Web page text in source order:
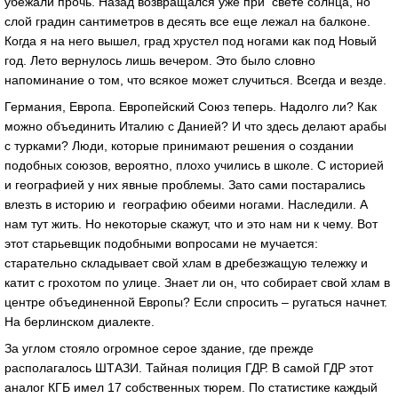
слой градин сантиметров в десять все еще лежал на балконе.
Когда я на него вышел, град хрустел под ногами как под Новый
год. Лето вернулось лишь вечером. Это было словно
напоминание о том, что всякое может случиться. Всегда и везде.
Германия, Европа. Европейский Союз теперь. Надолго ли? Как
можно объединить Италию с Данией? И что здесь делают арабы
с турками? Люди, которые принимают решения о создании
подобных союзов, вероятно, плохо учились в школе. С историей
и географией у них явные проблемы. Зато сами постарались
влезть в историю и географию обеими ногами. Наследили. А
нам тут жить. Но некоторые скажут, что и это нам ни к чему. Вот
этот старьевщик подобными вопросами не мучается:
старательно складывает свой хлам в дребезжащую тележку и
катит с грохотом по улице. Знает ли он, что собирает свой хлам в
центре объединенной Европы? Если спросить – ругаться начнет.
На берлинском диалекте.
За углом стояло огромное серое здание, где прежде
располагалось ШТАЗИ. Тайная полиция ГДР. В самой ГДР этот
аналог КГБ имел 17 собственных тюрем. По статистике каждый